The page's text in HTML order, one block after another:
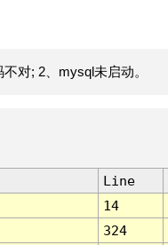
对; 2、mysql未启动。
Line
14
324